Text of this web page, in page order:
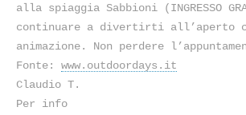
alla spiaggia Sabbioni (INGRESSO
continuare a divertirti all’aperto
animazione. Non perdere
Fonte: www.outdoordays.it
Claudio T.
Per info